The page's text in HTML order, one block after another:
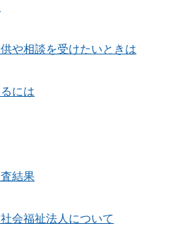
や相談を受けたいときは
には
結果
会福祉法人について